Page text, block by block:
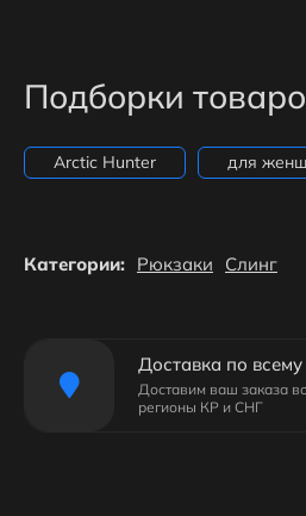
Подборки
Arctic Hunter для
Категории: Рюкзаки Слинг
Доставка по
Доставим ваш заказа
регионы КР и СНГ